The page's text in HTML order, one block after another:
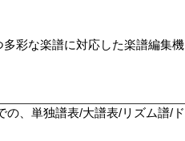
彩な楽譜に対応した楽譜編集機
の、単独譜表/大譜表/リズム譜/ド